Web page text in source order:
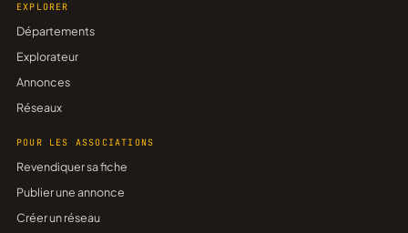
EXPLORER
Départements
Explorateur
Annonces
Réseaux
POUR LES ASSOCIATIONS
Revendiquer sa fiche
Publier une annonce
Créer un réseau